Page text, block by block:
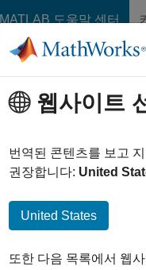
MATLAB 도움말 센터
웹사이트
번역된 콘텐츠를 보고
권장합니다: United
United States
또한 다음 목록에서 웹